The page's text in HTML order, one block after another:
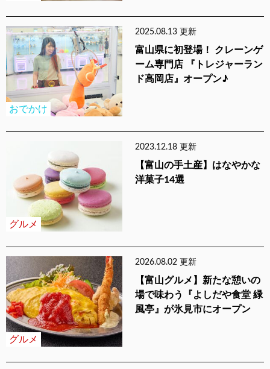
おでかけ
2025.08.13 更新
富山県に初登場！ クレーンゲ
ーム専門店 『トレジャーラン
ド高岡店』オープン♪
グルメ
2023.12.18 更新
【富山の手土産】はなやかな
洋菓子14選
グルメ
2026.08.02 更新
【富山グルメ】新たな憩いの
場で味わう『よしだや食堂 緑
風亭』が氷見市にオープン